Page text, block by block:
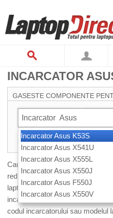
INCARCATOR
GASESTE COMPONENTE
Incarcator Asus
Incarcator Asus K53S
Incarcator Asus X541U
Incarcator Asus X555L
Incarcator Asus X550J
Incarcator Asus F550J
Incarcator Asus X550V
Cauti un incarcator de laptop
reducere! Pentru ca lista noastra
laptopuri Asus este foarte mare,
incarcatorul dorit folosind casuta
codul incarcatorului sau modelul